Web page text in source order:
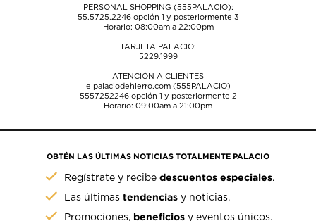
PERSONAL SHOPPING (555PALACIO):
55.5725.2246opción 1 y posteriormente 3
Horario: 08:00am a 22:00pm
TARJETA PALACIO:
5229.1999
ATENCIÓN A CLIENTES
elpalaciodehierro.com (555PALACIO)
5557252246opción 1 y posteriormente 2
Horario: 09:00am a 21:00pm
OBTÉN LAS ÚLTIMAS NOTICIAS TOTALMENTE PALACIO
Regístrate y recibedescuentos especiales.
Las últimastendencias y noticias.
Promociones, beneficios y eventos únicos.